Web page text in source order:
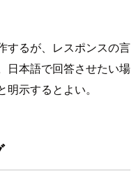
するが、レスポンスの言
日本語で回答させたい場
示するとよい。